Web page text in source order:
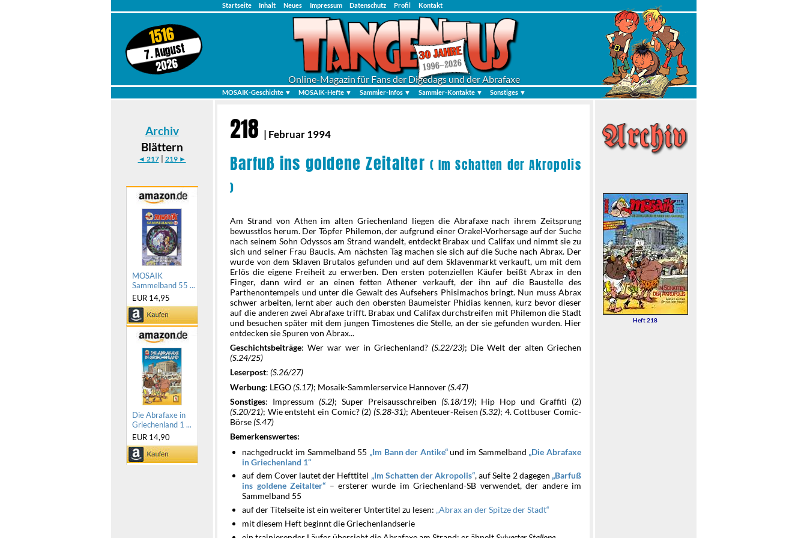
Startseite Inhalt Neues Impressum Datenschutz Profil Kontakt
1516
7. August
2026
Online-Magazin für Fans der Digedags und der Abrafaxe
MOSAIK-Geschichte ▼ MOSAIK-Hefte ▼ Sammler-Infos ▼ Sammler-Kontakte ▼ Sonstiges ▼
Archiv
Blättern
◄ 217| 219 ►
MOSAIK
Sammelband 55 ...
EUR 14,95
Die Abrafaxe in
Griechenland 1 ...
EUR 14,90
Heft 218
218 | Februar 1994
Barfuß ins goldene Zeitalter ( Im Schatten der Akropolis
)
Am Strand von Athen im alten Griechenland liegen die Abrafaxe nach ihrem Zeitsprung
bewusstlos herum. Der Töpfer Philemon, der aufgrund einer Orakel-Vorhersage auf der Suche
nach seinem Sohn Odyssos am Strand wandelt, entdeckt Brabax und Califax und nimmt sie zu
sich und seiner Frau Baucis. Am nächsten Tag machen sie sich auf die Suche nach Abrax. Der
wurde von dem Sklaven Brutalos gefunden und auf dem Sklavenmarkt verkauft, um mit dem
Erlös die eigene Freiheit zu erwerben. Den ersten potenziellen Käufer beißt Abrax in den
Finger, dann wird er an einen fetten Athener verkauft, der ihn auf die Baustelle des
Parthenontempels und unter die Gewalt des Aufsehers Phisimachos bringt. Nun muss Abrax
schwer arbeiten, lernt aber auch den obersten Baumeister Phidias kennen, kurz bevor dieser
auf die anderen zwei Abrafaxe trifft. Brabax und Califax durchstreifen mit Philemon die Stadt
und besuchen später mit dem jungen Timostenes die Stelle, an der sie gefunden wurden. Hier
entdecken sie Spuren von Abrax...
Geschichtsbeiträge: Wer war wer in Griechenland? (S.22/23); Die Welt der alten Griechen
(S.24/25)
Leserpost:(S.26/27)
Werbung: LEGO(S.17); Mosaik-Sammlerservice Hannover(S.47)
Sonstiges: Impressum(S.2); Super Preisausschreiben (S.18/19); Hip Hop und Graffiti (2)
(S.20/21); Wie entsteht ein Comic? (2) (S.28-31); Abenteuer-Reisen(S.32); 4. Cottbuser Comic-
Börse(S.47)
Bemerkenswertes:
nachgedruckt im Sammelband 55 Im Bann der Antike und im Sammelband
Die Abrafaxe
in Griechenland 1
auf dem Cover lautet der Hefttitel Im Schatten der Akropolis , auf Seite 2 dagegen Barfuß
ins goldene Zeitalter
– ersterer wurde im Griechenland-SB verwendet, der andere im
Sammelband 55
auf der Titelseite ist ein weiterer Untertitel zu lesen: Abrax an der Spitze der Stadt
mit diesem Heft beginnt die Griechenlandserie